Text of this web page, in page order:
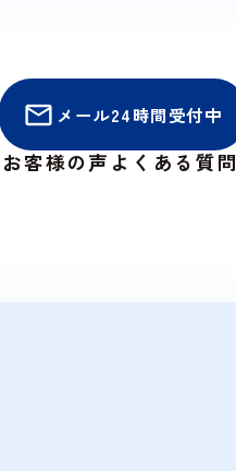
メール24時間受付中
お客様の声 よくある質問